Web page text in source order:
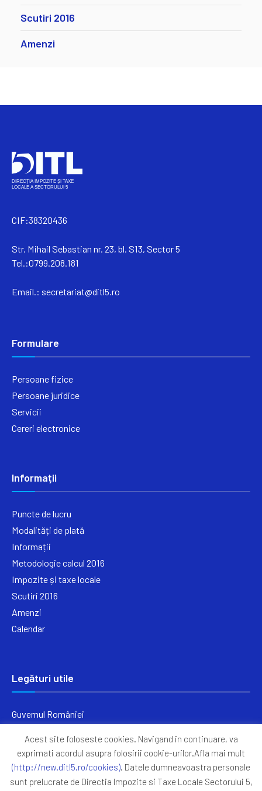
Scutiri 2016
Amenzi
CIF:38320436
Str. Mihail Sebastian nr. 23, bl. S13, Sector 5
Tel.:0799.208.181
Email.: secretariat@ditl5.ro
Formulare
Persoane fizice
Persoane juridice
Servicii
Cereri electronice
Informații
Puncte de lucru
Modalități de plată
Informații
Metodologie calcul 2016
Impozite și taxe locale
Scutiri 2016
Amenzi
Calendar
Legături utile
Guvernul României
Primăria Sectorul 5
ANAF
Acest site foloseste cookies. Navigand in continuare, va
exprimati acordul asupra folosirii cookie-urilor.Afla mai mult
(http://new.ditl5.ro/cookies). Datele dumneavoastra personale
sunt prelucrate de Directia Impozite si Taxe Locale Sectorului 5,